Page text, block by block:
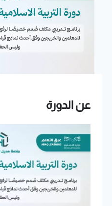
عن الدورة